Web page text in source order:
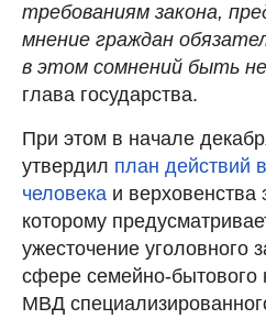
требованиям закона,
мнение граждан
в этом сомнений быть
глава государства.
При этом в начале
утвердил план действий
человека и верховенства
которому
ужесточение уголовного
сфере семейно-бытового
МВД